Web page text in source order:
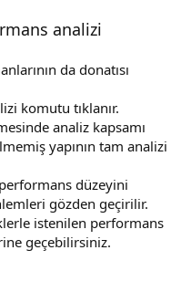
analizi
da donatısı
komutu tıklanır.
analiz kapsamı
yapının tam analizi
düzeyini
gözden geçirilir.
istenilen performans
geçebilirsiniz.